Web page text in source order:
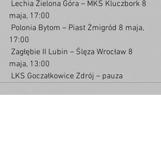
maja, 17:00
17:00
maja, 13:00
LKS Goczałkowice Zdrój – pauza